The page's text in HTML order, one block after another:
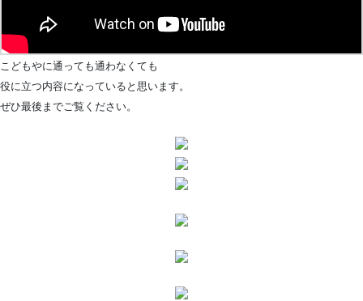
こどもやに通っても通わなくても
役に立つ内容になっていると思います。
ぜひ最後までご覧ください。